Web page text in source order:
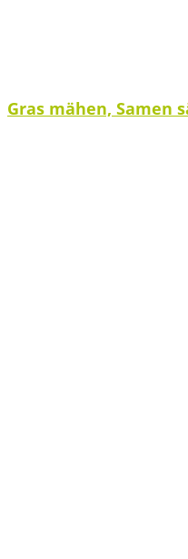
Gras mähen, Samen